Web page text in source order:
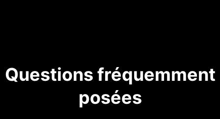
Questions fréquemment
posées